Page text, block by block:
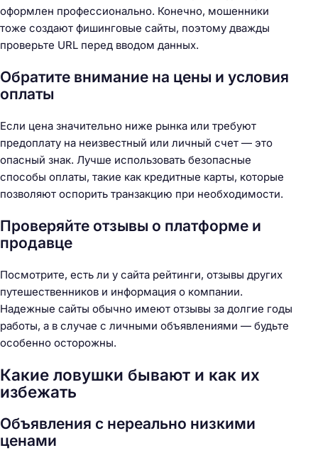
оформлен профессионально. Конечно, мошенники
тоже создают фишинговые сайты, поэтому дважды
проверьте URL перед вводом данных.
Обратите внимание на цены и условия
оплаты
Если цена значительно ниже рынка или требуют
предоплату на неизвестный или личный счет — это
опасный знак. Лучше использовать безопасные
способы оплаты, такие как кредитные карты, которые
позволяют оспорить транзакцию при необходимости.
Проверяйте отзывы о платформе и
продавце
Посмотрите, есть ли у сайта рейтинги, отзывы других
путешественников и информация о компании.
Надежные сайты обычно имеют отзывы за долгие годы
работы, а в случае с личными объявлениями — будьте
особенно осторожны.
Какие ловушки бывают и как их
избежать
Объявления с нереально низкими
ценами